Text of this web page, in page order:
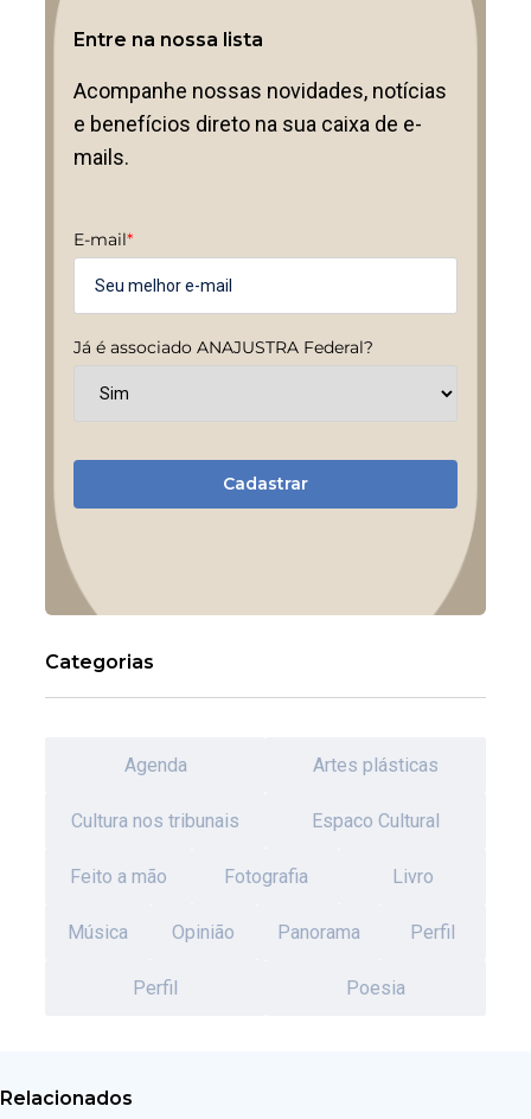
Entre na nossa lista
Acompanhe nossas novidades, notícias
e benefícios direto na sua caixa de e-
mails.
E-mail*
Já é associado ANAJUSTRA Federal?
Cadastrar
Categorias
Agenda Artes plásticas
Cultura nos tribunais Espaco Cultural
Feito a mão Fotografia Livro
Música Opinião Panorama Perfil
Perfil Poesia
Relacionados